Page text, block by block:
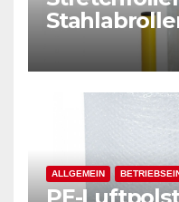
ALLGEMEIN